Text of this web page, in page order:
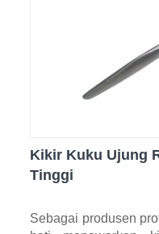
Kikir Kuku Ujung
Tinggi
Sebagai produsen